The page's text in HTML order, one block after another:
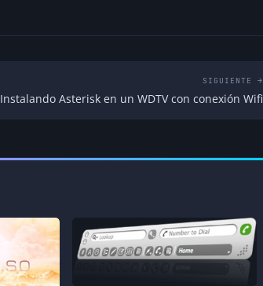
SIGUIENTE →
Instalando Asterisk en un WDTV con conexión Wifi